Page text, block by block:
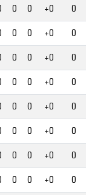
0 0 +0
0
0 0 +0
0
0 0 +0
0
0 0 +0
0
0 0 +0
0
0 0 +0
0
0 0 +0
0
0 0 +0 0